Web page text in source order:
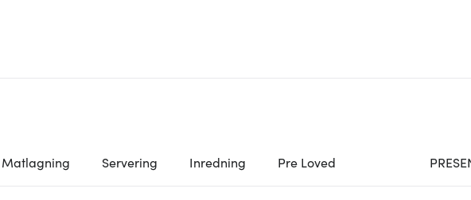
Matlagning Servering Inredning Pre Loved